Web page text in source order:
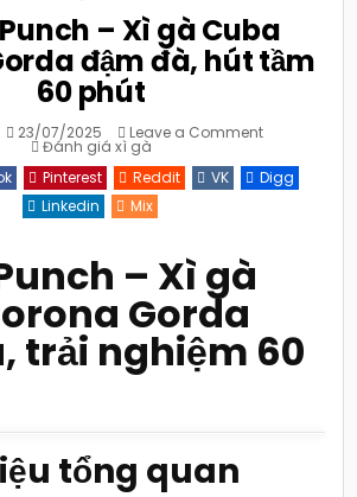
– Xì gà Cuba
đậm đà, hút tầm
60 phút
23/07/2025 Leave a Commenton
–
Xì
Posted
Đánh giá xì gà
Pinterest Reddit VK
Digg
Linkedin
Mix
– Xì gà
Gorda
trải nghiệm 60
tổng quan